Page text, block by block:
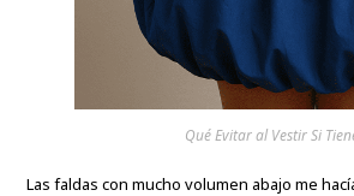
Qué Evitar al Vestir Si
Las faldas con mucho volumen abajo me